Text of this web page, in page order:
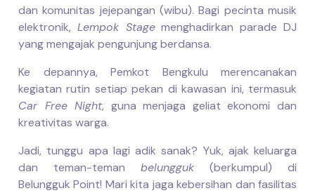
dan komunitas jejepangan (wibu). Bagi pecinta musik
elektronik, Lempok Stagemenghadirkan parade DJ
yang mengajak pengunjung berdansa.
Ke depannya, Pemkot Bengkulu merencanakan
kegiatan rutin setiap pekan di kawasan ini, termasuk
Car Free Night, guna menjaga geliat ekonomi dan
kreativitas warga.
Jadi, tunggu apa lagi adik sanak? Yuk, ajak keluarga
dan teman-teman belungguk (berkumpul) di
Belungguk Point! Mari kita jaga kebersihan dan fasilitas